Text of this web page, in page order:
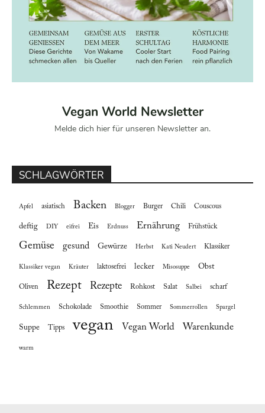
Vegan World Newsletter
Melde dich hier für unseren Newsletter an.
SCHLAGWÖRTER
Apfel asiatisch Backen Blogger Burger Chili Couscous
deftig DIY eifrei Eis Erdnuss Ernährung Frühstück
Gemüse gesund Gewürze Herbst Kati Neudert Klassiker
Klassiker vegan Kräuter laktosefrei lecker Misosuppe Obst
Oliven Rezept Rezepte Rohkost Salat Salbei scharf
Schlemmen Schokolade Smoothie Sommer Sommerrollen Spargel
Suppe Tipps vegan Vegan World Warenkunde
warm